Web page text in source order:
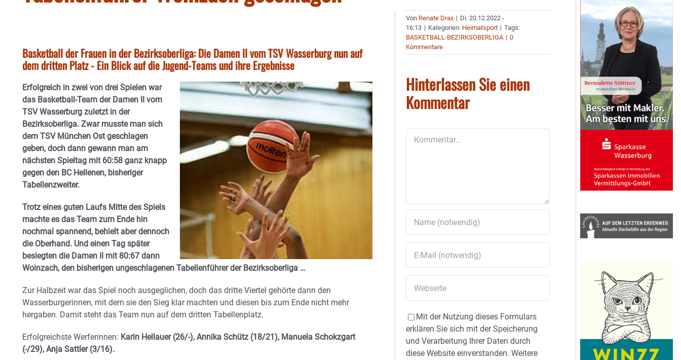
Basketball der Frauen in der Bezirksoberliga: Die Damen II vom TSV Wasserburg nun auf
dem dritten Platz - Ein Blick auf die Jugend-Teams und ihre Ergebnisse
Erfolgreich in zwei von drei Spielen war
das Basketball-Team der Damen II vom
TSV Wasserburg zuletzt in der
Bezirksoberliga. Zwar musste man sich
dem TSV München Ost geschlagen
geben, doch dann gewann man am
nächsten Spieltag mit 60:58 ganz knapp
gegen den BC Hellenen, bisheriger
Tabellenzweiter.
Trotz eines guten Laufs Mitte des Spiels
machte es das Team zum Ende hin
nochmal spannend, behielt aber dennoch
die Oberhand. Und einen Tag später
besiegten die Damen II mit 80:67 dann
Woinzach, den bisherigen ungeschlagenen Tabellenführer der Bezirksoberliga …
Zur Halbzeit war das Spiel noch ausgeglichen, doch das dritte Viertel gehörte dann den
Wasserburgerinnen, mit dem sie den Sieg klar machten und diesen bis zum Ende nicht mehr
hergaben. Damit steht das Team nun auf dem dritten Tabellenplatz.
Erfolgreichste Werferinnen: Karin Hellauer (26/-), Annika Schütz (18/21), Manuela Schokzgart
(-/29), Anja Sattler (3/16).
Von Renate Drax | Di. 20.12.2022 -
16:13 | Kategorien: Heimatsport | Tags:
BASKETBALL-BEZIRKSOBERLIGA | 0
Kommentare
Hinterlassen Sie einen
Kommentar
Mit der Nutzung dieses Formulars
erklären Sie sich mit der Speicherung
und Verarbeitung Ihrer Daten durch
diese Website einverstanden. Weitere